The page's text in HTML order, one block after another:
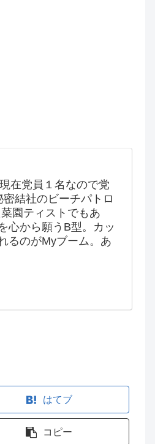
在党員１名なので党
結社のビーチパトロ
園ティストでもあ
心から願うB型。カッ
るのがMyブーム。あ
はてブ
コピー